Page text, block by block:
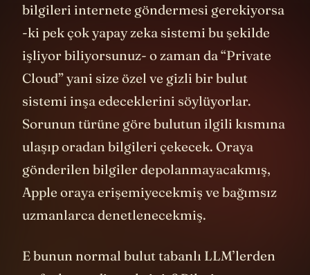
bilgileri internete göndermesi gerekiyorsa
-ki pek çok yapay zeka sistemi bu şekilde
işliyor biliyorsunuz- o zaman da “Private
Cloud” yani size özel ve gizli bir bulut
sistemi inşa edeceklerini söylüyorlar.
Sorunun türüne göre bulutun ilgili kısmına
ulaşıp oradan bilgileri çekecek. Oraya
gönderilen bilgiler depolanmayacakmış,
Apple oraya erişemiyecekmiş ve bağımsız
uzmanlarca denetlenecekmiş.
E bunun normal bulut tabanlı LLM’lerden